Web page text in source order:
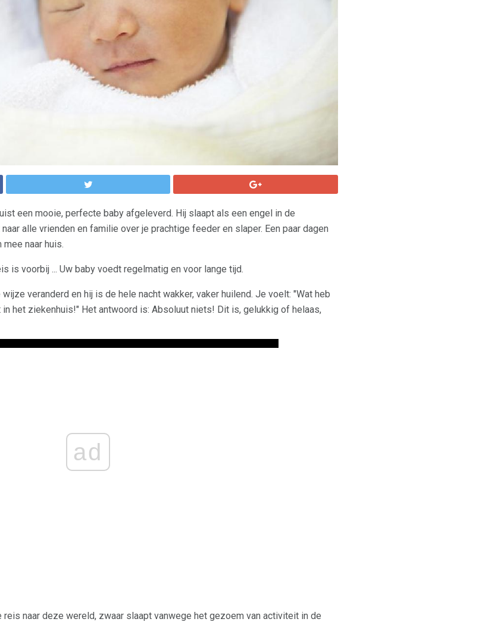
een mooie, perfecte baby afgeleverd. Hij slaapt als een engel in de
alle vrienden en familie over je prachtige feeder en slaper. Een paar dagen
naar huis.
is voorbij ... Uw baby voedt regelmatig en voor lange tijd.
veranderd en hij is de hele nacht wakker, vaker huilend. Je voelt: "Wat heb
het ziekenhuis!" Het antwoord is: Absoluut niets! Dit is, gelukkig of helaas,
ad
naar deze wereld, zwaar slaapt vanwege het gezoem van activiteit in de